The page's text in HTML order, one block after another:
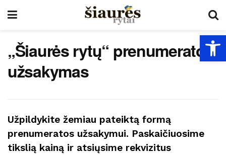
„Šiaurės rytų“ prenumeratos
užsakymas
Užpildykite žemiau pateiktą formą
prenumeratos užsakymui. Paskaičiuosime
tikslią kainą ir atsiųsime rekvizitus